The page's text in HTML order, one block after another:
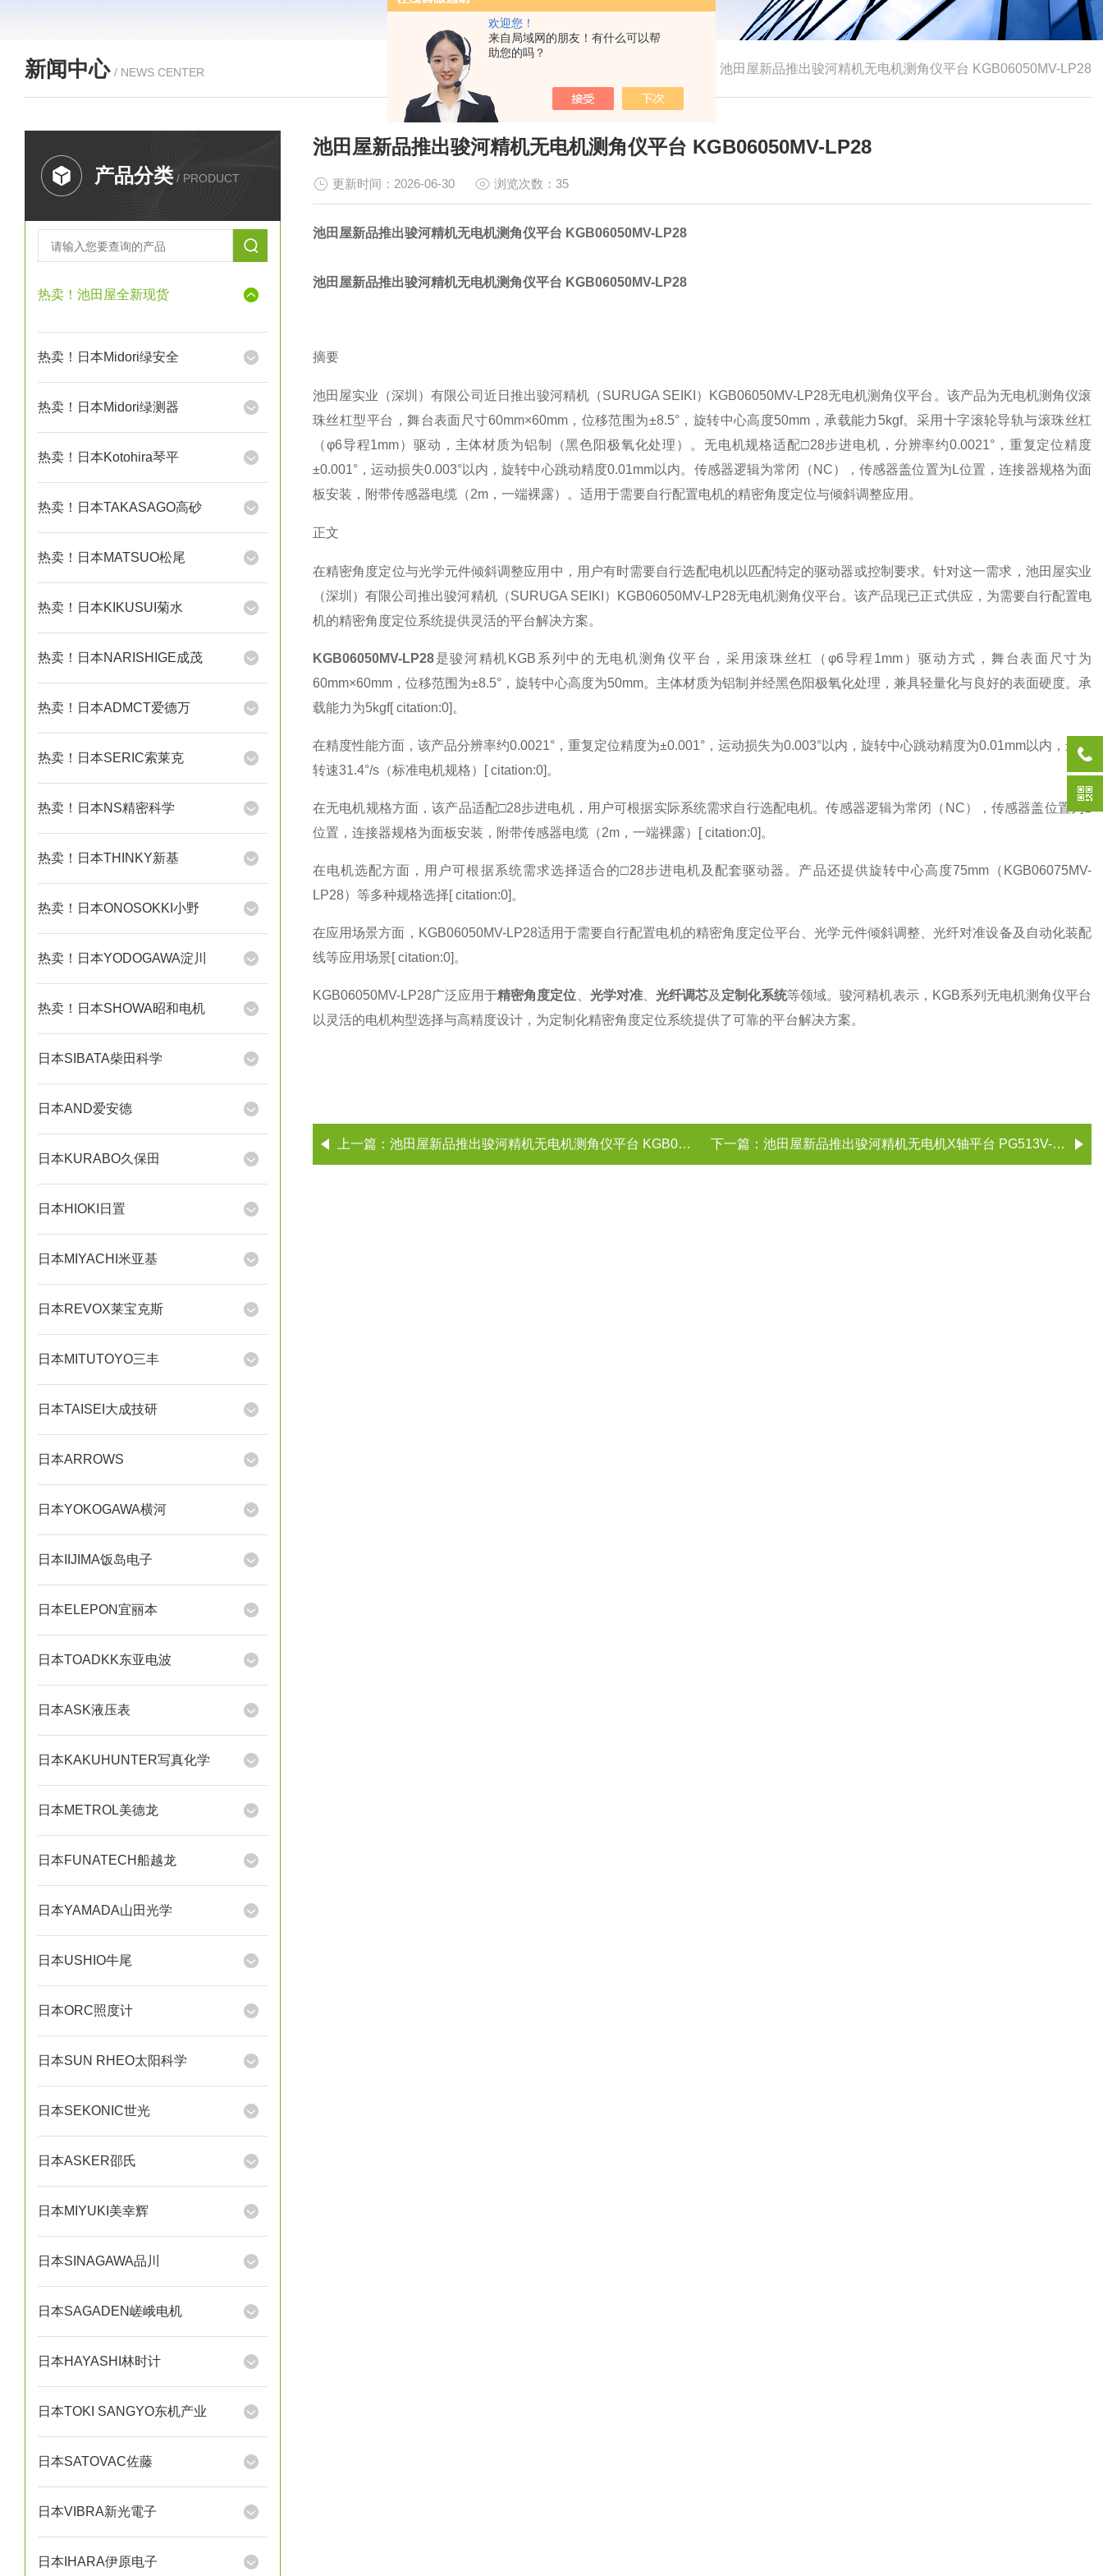
欢迎您！
来自局域网的朋友！有什么可以帮
助您的吗？
新闻中心 / NEWS CENTER 池田屋新品推出骏河精机无电机测角仪平台 KGB06050MV-LP28
产品分类 / PRODUCT
热卖！池田屋全新现货
热卖！日本Midori绿安全
热卖！日本Midori绿测器
热卖！日本Kotohira琴平
热卖！日本TAKASAGO高砂
热卖！日本MATSUO松尾
热卖！日本KIKUSUI菊水
热卖！日本NARISHIGE成茂
热卖！日本ADMCT爱德万
热卖！日本SERIC索莱克
热卖！日本NS精密科学
热卖！日本THINKY新基
热卖！日本ONOSOKKI小野
热卖！日本YODOGAWA淀川
热卖！日本SHOWA昭和电机
日本SIBATA柴田科学
日本AND爱安德
日本KURABO久保田
日本HIOKI日置
日本MIYACHI米亚基
日本REVOX莱宝克斯
日本MITUTOYO三丰
日本TAISEI大成技研
日本ARROWS
日本YOKOGAWA横河
日本IIJIMA饭岛电子
日本ELEPON宜丽本
日本TOADKK东亚电波
日本ASK液压表
日本KAKUHUNTER写真化学
日本METROL美德龙
日本FUNATECH船越龙
日本YAMADA山田光学
日本USHIO牛尾
日本ORC照度计
日本SUN RHEO太阳科学
日本SEKONIC世光
日本ASKER邵氏
日本MIYUKI美幸辉
日本SINAGAWA品川
日本SAGADEN嵯峨电机
日本HAYASHI林时计
日本TOKI SANGYO东机产业
日本SATOVAC佐藤
日本VIBRA新光電子
日本IHARA伊原电子
池田屋新品推出骏河精机无电机测角仪平台 KGB06050MV-LP28
更新时间：2026-06-30 浏览次数：35
池田屋新品推出骏河精机无电机测角仪平台 KGB06050MV-LP28
池田屋新品推出骏河精机无电机测角仪平台 KGB06050MV-LP28
摘要
池田屋实业（深圳）有限公司近日推出骏河精机（SURUGA SEIKI）KGB06050MV-LP28无电机测角仪平台。该产品为无电机测角仪滚
珠丝杠型平台，舞台表面尺寸60mm×60mm，位移范围为±8.5°，旋转中心高度50mm，承载能力5kgf。采用十字滚轮导轨与滚珠丝杠
（φ6导程1mm）驱动，主体材质为铝制（黑色阳极氧化处理）。无电机规格适配□28步进电机，分辨率约0.0021°，重复定位精度
±0.001°，运动损失0.003°以内，旋转中心跳动精度0.01mm以内。传感器逻辑为常闭（NC），传感器盖位置为L位置，连接器规格为面
板安装，附带传感器电缆（2m，一端裸露）。适用于需要自行配置电机的精密角度定位与倾斜调整应用。
正文
在精密角度定位与光学元件倾斜调整应用中，用户有时需要自行选配电机以匹配特定的驱动器或控制要求。针对这一需求，池田屋实业
（深圳）有限公司推出骏河精机（SURUGA SEIKI）KGB06050MV-LP28无电机测角仪平台。该产品现已正式供应，为需要自行配置电
机的精密角度定位系统提供灵活的平台解决方案。
KGB06050MV-LP28是骏河精机KGB系列中的无电机测角仪平台，采用滚珠丝杠（φ6导程1mm）驱动方式，舞台表面尺寸为
60mm×60mm，位移范围为±8.5°，旋转中心高度为50mm。主体材质为铝制并经黑色阳极氧化处理，兼具轻量化与良好的表面硬度。承
载能力为5kgf[ citation:0]。
在精度性能方面，该产品分辨率约0.0021°，重复定位精度为±0.001°，运动损失为0.003°以内，旋转中心跳动精度为0.01mm以内，最高
转速31.4°/s（标准电机规格）[ citation:0]。
在无电机规格方面，该产品适配□28步进电机，用户可根据实际系统需求自行选配电机。传感器逻辑为常闭（NC），传感器盖位置为L
位置，连接器规格为面板安装，附带传感器电缆（2m，一端裸露）[ citation:0]。
在电机选配方面，用户可根据系统需求选择适合的□28步进电机及配套驱动器。产品还提供旋转中心高度75mm（KGB06075MV-
LP28）等多种规格选择[ citation:0]。
在应用场景方面，KGB06050MV-LP28适用于需要自行配置电机的精密角度定位平台、光学元件倾斜调整、光纤对准设备及自动化装配
线等应用场景[ citation:0]。
KGB06050MV-LP28广泛应用于精密角度定位 光学对准、 光纤调芯及 定制化系统等领域。骏河精机表示，KGB系列无电机测角仪平台
以灵活的电机构型选择与高精度设计，为定制化精密角度定位系统提供了可靠的平台解决方案。
上一篇： 池田屋新品推出骏河精机无电机测角仪平台 KGB07070AMV-LP28 下一篇： 池田屋新品推出骏河精机无电机X轴平台 PG513V-LA-P28